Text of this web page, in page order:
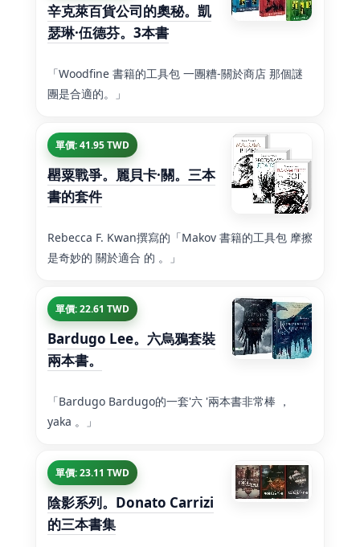
辛克萊百貨公司的奧秘。凱
瑟琳·伍德芬。3本書
「Woodfine 書籍的工具包 一團糟-關於商店 那個謎
團是合適的。」
單價: 41.95 TWD
罌粟戰爭。麗貝卡·關。三本
書的套件
Rebecca F. Kwan撰寫的「Makov 書籍的工具包 摩擦
是奇妙的 關於適合 的 。」
單價: 22.61 TWD
Bardugo Lee。六烏鴉套裝
兩本書。
「Bardugo Bardugo的一套'六 '兩本書非常棒 ，
yaka 。」
單價: 23.11 TWD
陰影系列。Donato Carrizi
的三本書集